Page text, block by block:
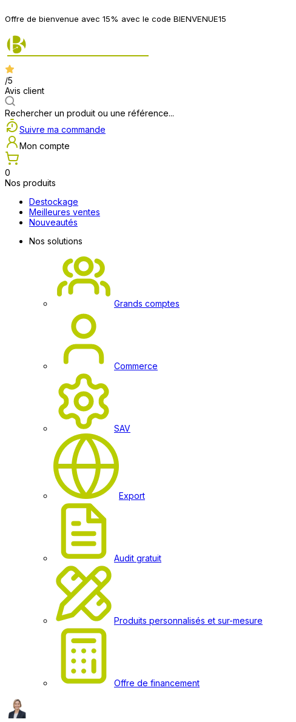
Offre de bienvenue avec 15% avec le code BIENVENUE15
/5
Avis client
Rechercher un produit ou une référence...
Suivre ma commande
Mon compte
0
Nos produits
Destockage
Meilleures ventes
Nouveautés
Nos solutions
Grands comptes
Commerce
SAV
Export
Audit gratuit
Produits personnalisés et sur-mesure
Offre de financement